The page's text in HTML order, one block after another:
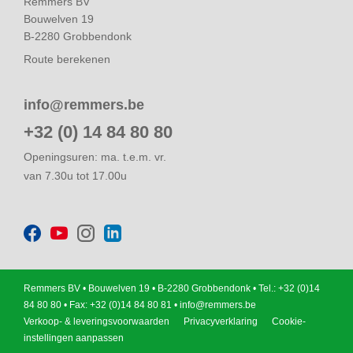
Bouwelven 19
B-2280 Grobbendonk
Route berekenen
info@remmers.be
+32 (0) 14 84 80 80
Openingsuren: ma. t.e.m. vr.
van 7.30u tot 17.00u
Remmers BV • Bouwelven 19 • B-2280 Grobbendonk • Tel.: +32 (0)14
84 80 80 • Fax: +32 (0)14 84 80 81 • info@remmers.be
Verkoop- & leveringsvoorwaarden
Privacyverklaring
Cookie-
instellingen aanpassen